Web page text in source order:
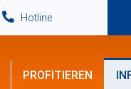
Hotline
PROFITIEREN